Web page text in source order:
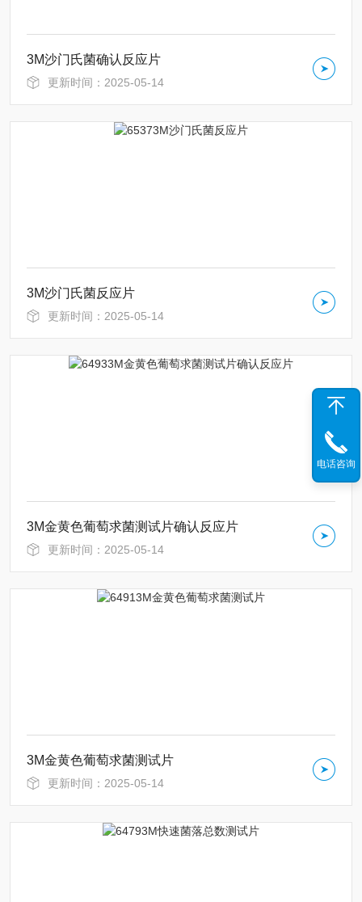
3M沙门氏菌确认反应片
更新时间：2025-05-14
3M沙门氏菌反应片
更新时间：2025-05-14
3M金黄色葡萄求菌测试片确认反应片
更新时间：2025-05-14
3M金黄色葡萄求菌测试片
更新时间：2025-05-14
电话咨询